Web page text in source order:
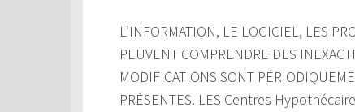
L’INFORMATION, LE LOGICIEL, LES
PEUVENT COMPRENDRE DES
MODIFICATIONS SONT
PRÉSENTES. LES Centres